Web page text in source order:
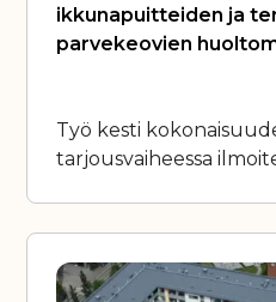
ikkunapuitteiden ja
parvekeovien
Työ kesti
tarjousvaiheessa